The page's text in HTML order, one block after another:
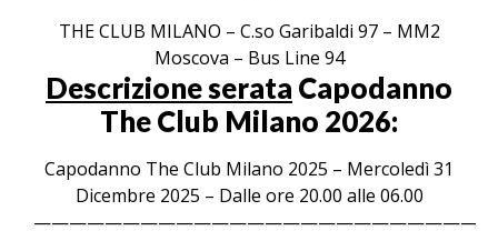
THE CLUB MILANO – C.so Garibaldi 97 – MM2
Moscova – Bus Line 94
Descrizione serata Capodanno
The Club Milano 2026:
Capodanno The Club Milano 2025 – Mercoledì 31
Dicembre 2025 – Dalle ore 20.00 alle 06.00